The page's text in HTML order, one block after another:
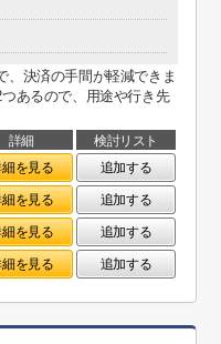
、決済の手間が軽減できま
あるので、用途や行き先
詳細
検討リスト
を見る
追加する
を見る
追加する
を見る
追加する
を見る 追加する